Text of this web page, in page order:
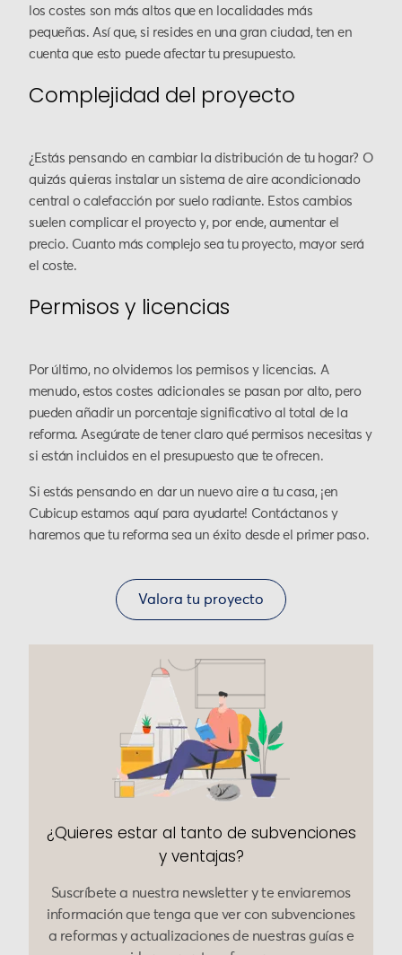
los costes son más altos que en localidades más
pequeñas. Así que, si resides en una gran ciudad, ten en
cuenta que esto puede afectar tu presupuesto.
Complejidad del proyecto
¿Estás pensando en cambiar la distribución de tu hogar? O
quizás quieras instalar un sistema de aire acondicionado
central o calefacción por suelo radiante. Estos cambios
suelen complicar el proyecto y, por ende, aumentar el
precio. Cuanto más complejo sea tu proyecto, mayor será
el coste.
Permisos y licencias
Por último, no olvidemos los permisos y licencias. A
menudo, estos costes adicionales se pasan por alto, pero
pueden añadir un porcentaje significativo al total de la
reforma. Asegúrate de tener claro qué permisos necesitas y
si están incluidos en el presupuesto que te ofrecen.
Si estás pensando en dar un nuevo aire a tu casa, ¡en
Cubicup estamos aquí para ayudarte! Contáctanos y
haremos que tu reforma sea un éxito desde el primer paso.
Valora tu proyecto
¿Quieres estar al tanto de subvenciones
y ventajas?
Suscríbete a nuestra newsletter y te enviaremos
información que tenga que ver con subvenciones
a reformas y actualizaciones de nuestras guías e